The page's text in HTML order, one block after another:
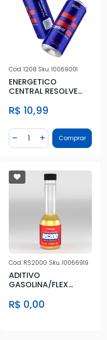
Cod.1208 Sku.10069001
ENERGETICO
CENTRAL RESOLVE
355ML
R$ 10,99
Diminuir Quantidade
Quantidade
AdicionarComprar
Cod. RS200G Sku.10066919
ADITIVO
GASOLINA/FLEX
PREMIUM DE
COMBUSTIVE
R$ 0,00